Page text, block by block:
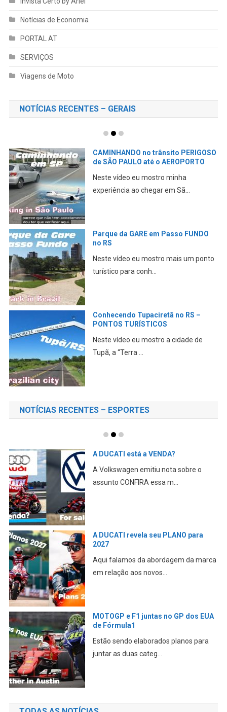
Notícias de Economia
PORTAL AT
SERVIÇOS
Viagens de Moto
NOTÍCIAS RECENTES – GERAIS
CAMINHANDO no trânsito PERIGOSO
de SÃO PAULO até o AEROPORTO
Neste vídeo eu mostro minha
experiência ao chegar em Sã...
Parque da GARE em Passo FUNDO
no RS
Neste vídeo eu mostro mais um ponto
turístico para conh...
Conhecendo Tupaciretã no RS –
PONTOS TURÍSTICOS
Neste vídeo eu mostro a cidade de
Tupã, a “Terra ...
NOTÍCIAS RECENTES – ESPORTES
A DUCATI está a VENDA?
A Volkswagen emitiu nota sobre o
assunto CONFIRA essa m...
A DUCATI revela seu PLANO para
2027
Aqui falamos da abordagem da marca
em relação aos novos...
MOTOGP e F1 juntas no GP dos EUA
de Fórmula1
Estão sendo elaborados planos para
juntar as duas categ...